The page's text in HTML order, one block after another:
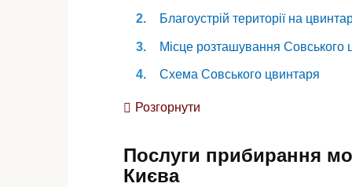
Благоустрій території на
Місце розташування Совського
Схема Совського цвинтаря
Як дістатися до Совського
Розгорнути
Послуги прибирання
Києва